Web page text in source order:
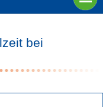
bei